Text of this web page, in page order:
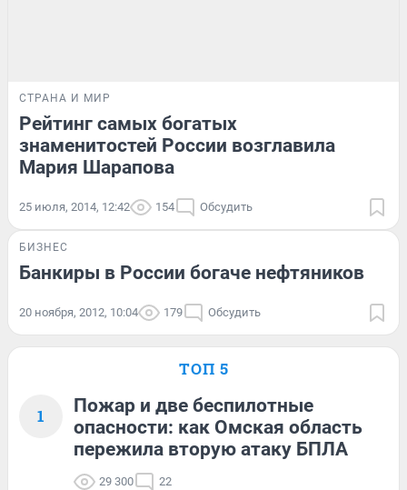
СТРАНА И МИР
Рейтинг самых богатых
знаменитостей России возглавила
Мария Шарапова
25 июля, 2014, 12:42 154 Обсудить
БИЗНЕС
Банкиры в России богаче нефтяников
20 ноября, 2012, 10:04 179 Обсудить
ТОП 5
1
Пожар и две беспилотные
опасности: как Омская область
пережила вторую атаку БПЛА
29 300 22